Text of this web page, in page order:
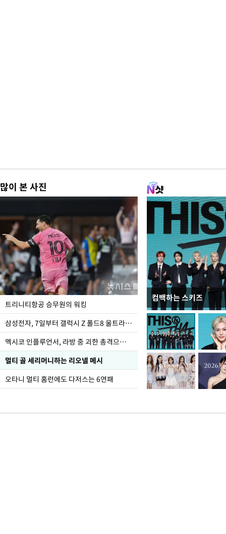
많이 본 사진
트리니티항공 승무원의 워킹
삼성전자, 7일부터 갤럭시 Z 폴드8 울트라·폴드8·플립8 출시
멕시코 인플루언서, 라방 중 괴한 총격으로 사망
멀티 골 세리머니하는 리오넬 메시
오타니 멀티 홈런에도 다저스는 6연패
컴백하는 스키즈
입추 하루 앞둔 전남
폭염